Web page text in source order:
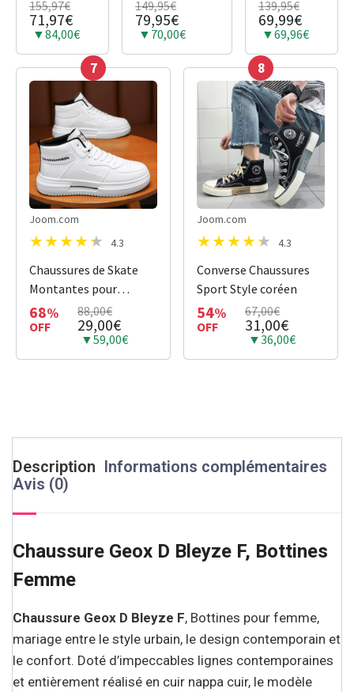
FONCE
155,97€
71,97€
▼84,00€
CORE 2.0
ROUGE
149,95€
79,95€
▼70,00€
139,95€
69,99€
▼69,96€
7
Joom.com
4.3
Chaussures de Skate
Montantes pour
Hommes Confortables
68%
OFF
88,00€
29,00€
▼59,00€
8
Joom.com
4.3
Converse Chaussures
Sport Style coréen
54%
OFF
67,00€
31,00€
▼36,00€
Description Informations complémentaires
Avis (0)
Chaussure Geox D Bleyze F, Bottines
Femme
Chaussure Geox D Bleyze F, Bottines pour femme,
mariage entre le style urbain, le design contemporain et
le confort. Doté d’impeccables lignes contemporaines
et entièrement réalisé en cuir nappa cuir, le modèle